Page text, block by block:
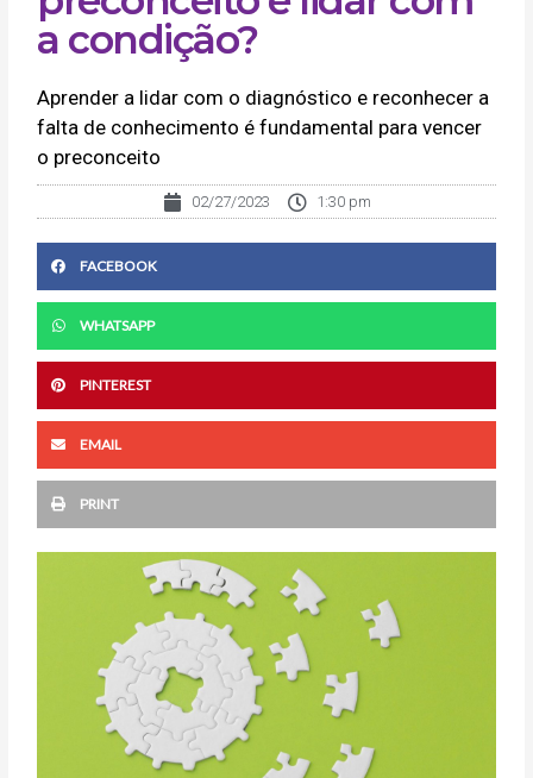
a condição?
Aprender a lidar com o diagnóstico e reconhecer a
falta de conhecimento é fundamental para vencer
o preconceito
02/27/2023 1:30 pm
FACEBOOK
WHATSAPP
PINTEREST
EMAIL
PRINT